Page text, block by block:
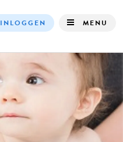
navigation
INLOGGEN MENU